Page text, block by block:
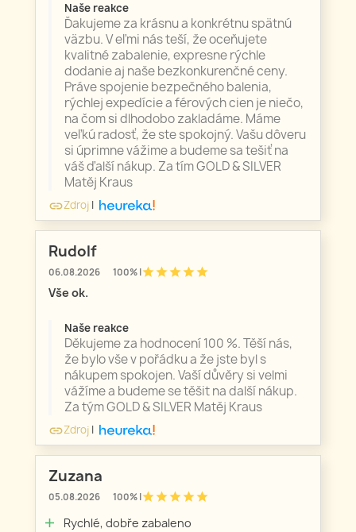
Naše reakce
Ďakujeme za krásnu a konkrétnu spätnú
väzbu. V eľmi nás teší, že oceňujete
kvalitné zabalenie, expresne rýchle
dodanie aj naše bezkonkurenčné ceny.
Práve spojenie bezpečného balenia,
rýchlej expedície a férových cien je niečo,
na čom si dlhodobo zakladáme. Máme
veľkú radosť, že ste spokojný. Vašu dôveru
si úprimne vážime a budeme sa tešiť na
váš ďalší nákup. Za tím GOLD & SILVER
Matěj Kraus
linkZdroj |
Rudolf
06.08.2026 100% |starstarstarstarstar
Vše ok.
Naše reakce
Děkujeme za hodnocení 100 %. Těší nás,
že bylo vše v pořádku a že jste byl s
nákupem spokojen. Vaší důvěry si velmi
vážíme a budeme se těšit na další nákup.
Za tým GOLD & SILVER Matěj Kraus
linkZdroj |
Zuzana
05.08.2026 100% |starstarstarstarstar
add Rychlé, dobře zabaleno